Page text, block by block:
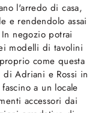
l'arredo di casa,
e rendendolo assai
negozio potrai
modelli di tavolini
come questa
di Adriani e Rossi in
a un locale
accessori dai